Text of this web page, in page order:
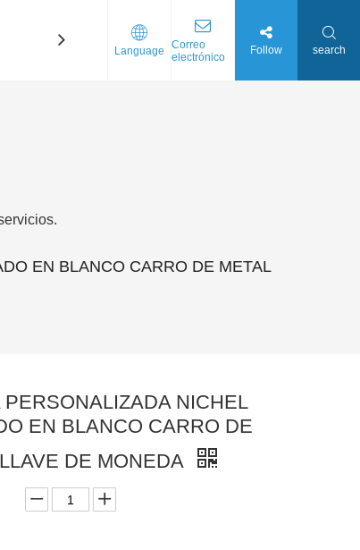
Contáctenos
Language
Correo
electrónico
Follow search
EN BLANCO CARRO DE METAL
PERSONALIZADA NICHEL
EN BLANCO CARRO DE
DE MONEDA